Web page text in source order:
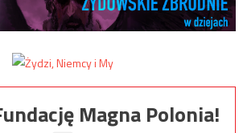
Magna Polonia!